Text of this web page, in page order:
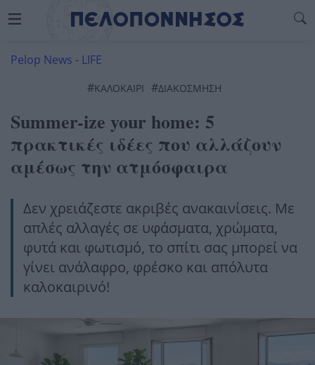
Pelop News - LIFE
#ΚΑΛΟΚΑΊΡΙ #ΔΙΑΚΌΣΜΗΣΗ
Summer-ize your home: 5
πρακτικές ιδέες που αλλάζουν
αμέσως την ατμόσφαιρα
Δεν χρειάζεστε ακριβές ανακαινίσεις. Με
απλές αλλαγές σε υφάσματα, χρώματα,
φυτά και φωτισμό, το σπίτι σας μπορεί να
γίνει ανάλαφρο, φρέσκο και απόλυτα
καλοκαιρινό!